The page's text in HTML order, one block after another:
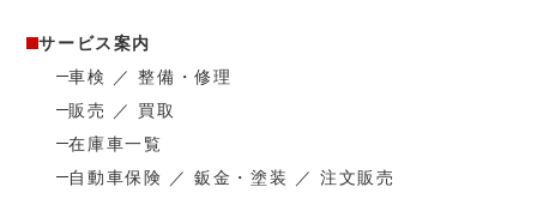
サービス案内
車検 ／ 整備・修理
販売 ／ 買取
在庫車一覧
自動車保険 ／ 鈑金・塗装 ／ 注文販売